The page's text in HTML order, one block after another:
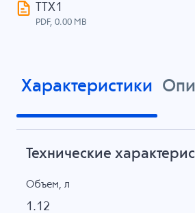
ТТХ1
PDF, 0.00 MB
Характеристики
Технические
Объем, л
1.12